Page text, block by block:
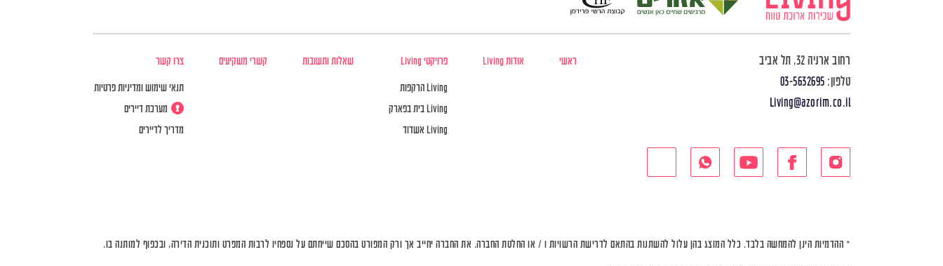
רחוב ארניה 32, תל אביב
טלפון: 03-5632695
Living@azorim.co.il
ראשי אודות Living פרויקטי Living
Living הרקפות
Living בית בפארק
Living אשדוד
שאלות ותשובות קשרי משקיעים צרו קשר
תנאי שימוש ומדיניות פרטיות
מערכת דיירים
מדריך לדיירים
* ההדמיות הינן להמחשה בלבד. כלל המוצג בהן עלול להשתנות בהתאם לדרישת הרשויות ו / או החלטת החברה. את החברה יחייב אך ורק המפורט בהסכם שייחתם על נספחיו לרבות המפרט ותוכנית הדירה, ובכפוף למותנה בו.